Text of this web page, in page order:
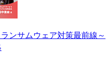
ンサムウェア対策最前線～